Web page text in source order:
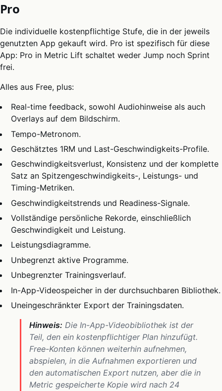
Pro
Die individuelle kostenpflichtige Stufe, die in der jeweils
genutzten App gekauft wird. Pro ist spezifisch für diese
App: Pro in Metric Lift schaltet weder Jump noch Sprint
frei.
Alles aus Free, plus:
Real-time feedback, sowohl Audiohinweise als auch
Overlays auf dem Bildschirm.
Tempo-Metronom.
Geschätztes 1RM und Last-Geschwindigkeits-Profile.
Geschwindigkeitsverlust, Konsistenz und der komplette
Satz an Spitzengeschwindigkeits-, Leistungs- und
Timing-Metriken.
Geschwindigkeitstrends und Readiness-Signale.
Vollständige persönliche Rekorde, einschließlich
Geschwindigkeit und Leistung.
Leistungsdiagramme.
Unbegrenzt aktive Programme.
Unbegrenzter Trainingsverlauf.
In-App-Videospeicher in der durchsuchbaren Bibliothek.
Uneingeschränkter Export der Trainingsdaten.
Hinweis: Die In-App-Videobibliothek ist der
Teil, den ein kostenpflichtiger Plan hinzufügt.
Free-Konten können weiterhin aufnehmen,
abspielen, in die Aufnahmen exportieren und
den automatischen Export nutzen, aber die in
Metric gespeicherte Kopie wird nach 24